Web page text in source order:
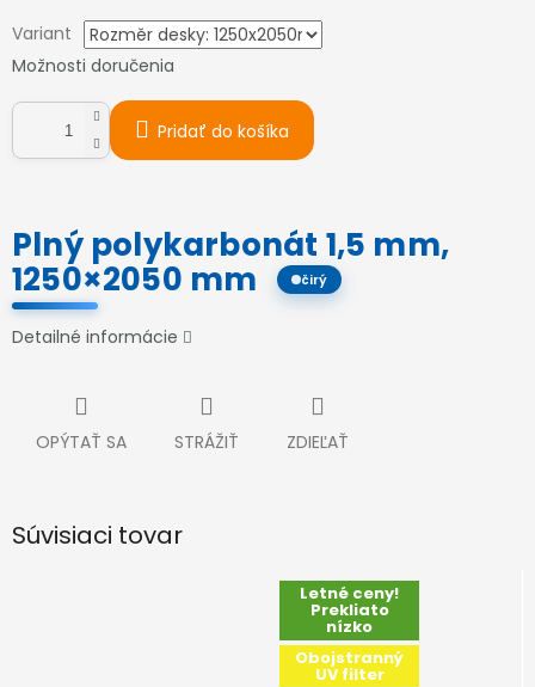
Variant
Možnosti doručenia
Pridať do košíka
Plný polykarbonát 1,5 mm,
1250×2050 mm
čirý
Detailné informácie
OPÝTAŤ SA STRÁŽIŤ ZDIEĽAŤ
Súvisiaci tovar
Letné ceny!
Prekliato
nízko
Obojstranný
UV filter